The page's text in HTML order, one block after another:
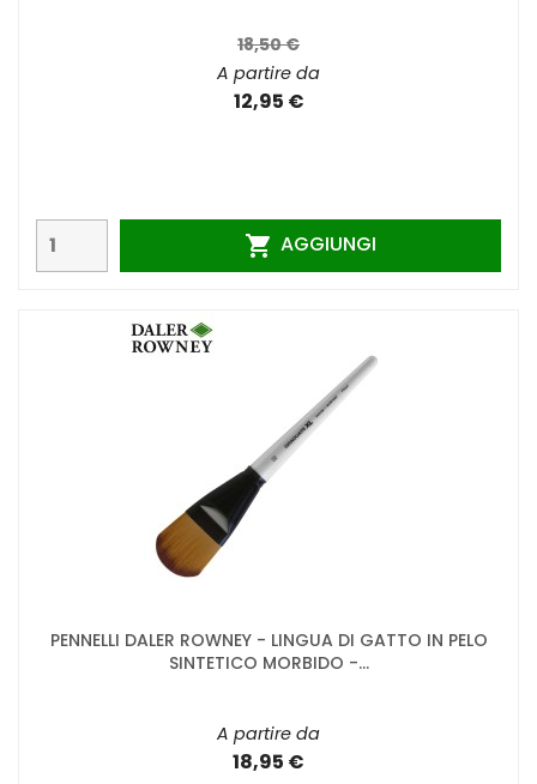
18,50 €
A partire da
12,95 €
 AGGIUNGI
PENNELLI DALER ROWNEY - LINGUA DI GATTO IN PELO
SINTETICO MORBIDO -...
A partire da
18,95 €